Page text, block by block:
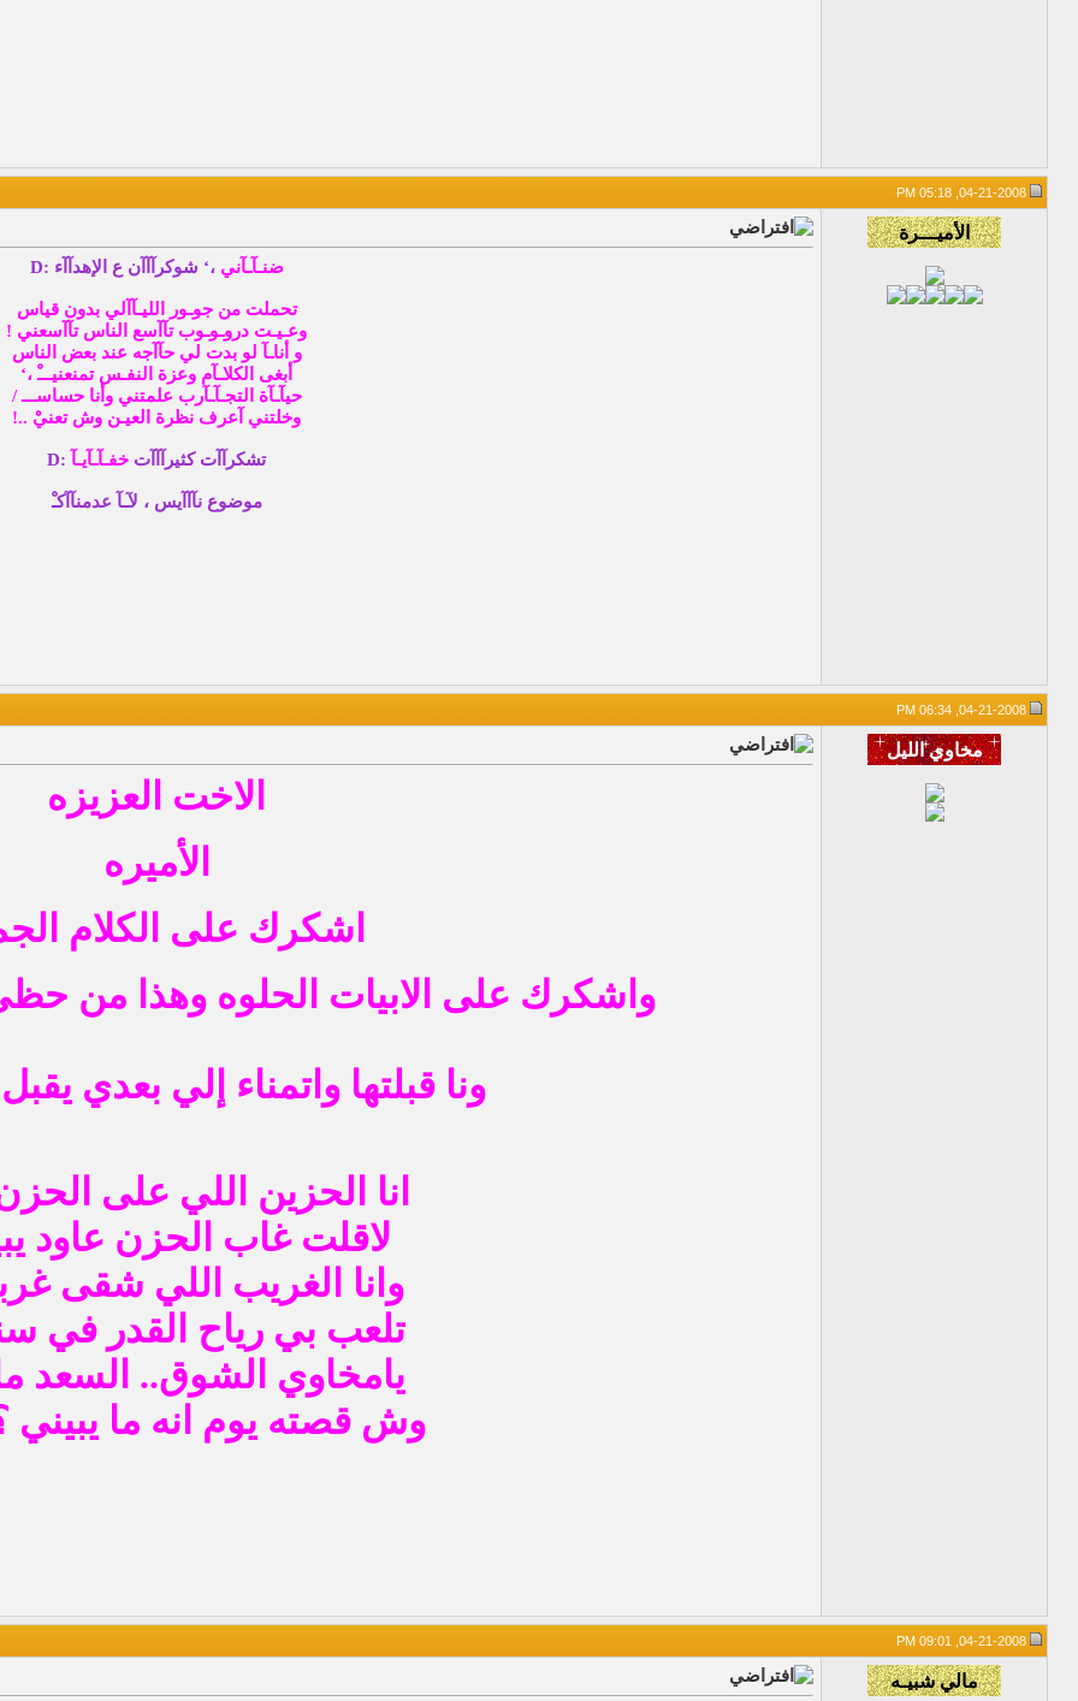
ضنـآـآني ،‘ شوكرآآآن ع الإهدآآء :D
تحملت من جوـور الليـآآلي بدون قياس
وعـيـت دروـوـوب تآآسع الناس تآآسعني !
و أناـآ لو بدت لي حآآجه عند بعض الناس
أبغى الكلاـآم وعزة النفـس تمنعنيـــْ ،‘
حيآـآة التجـآـآرب علمتني وأنا حساســـ /
وخلتني آعرف نظرة العيـن وش تعنيْ ..!
تشكرآآت كثيرآآآت خفـآـآيـآ :D
موضوع نآآآيس ، لآـآ عدمنآآكـْ
الاخت العزيزه
الأميره
اشكرك على الكلام
واشكرك على الابيات الحلوه وهذا من
ونا قبلتها واتمناء إلي بعدي
انا الحزين اللي على
لاقلت غاب الحزن عاود
وانا الغريب اللي شقى
تلعب بي رياح القدر في
يامخاوي الشوق.. السعد
وش قصته يوم انه ما يبيني